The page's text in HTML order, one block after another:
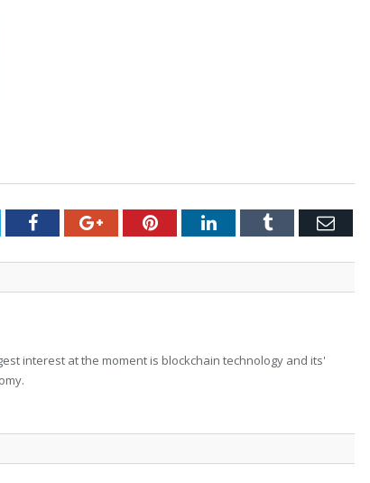
FacebookGoogle+PinterestLinkedInTumblr Email
interest at the moment is blockchain technology and its'